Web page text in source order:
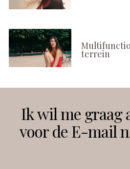
terrein
Instagram
Ik wil me graag
voor de E-mail